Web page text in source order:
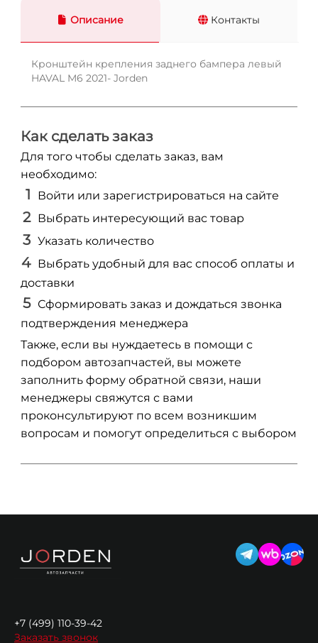
Описание Контакты
Кронштейн крепления заднего бампера левый
HAVAL M6 2021- Jorden
Как сделать заказ
Для того чтобы сделать заказ, вам
необходимо:
Войти или зарегистрироваться на сайте
Выбрать интересующий вас товар
Указать количество
Выбрать удобный для вас способ оплаты и
доставки
Сформировать заказ и дождаться звонка
подтверждения менеджера
Также, если вы нуждаетесь в помощи с
подбором автозапчастей, вы можете
заполнить форму обратной связи, наши
менеджеры свяжутся с вами
проконсультируют по всем возникшим
вопросам и помогут определиться с выбором
+7 (499) 110-39-42
Заказать звонок